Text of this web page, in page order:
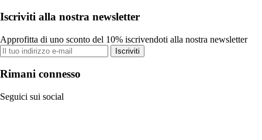
Iscriviti alla nostra newsletter
Approfitta di uno sconto del 10% iscrivendoti alla nostra newsletter
Iscriviti
Rimani connesso
Seguici sui social